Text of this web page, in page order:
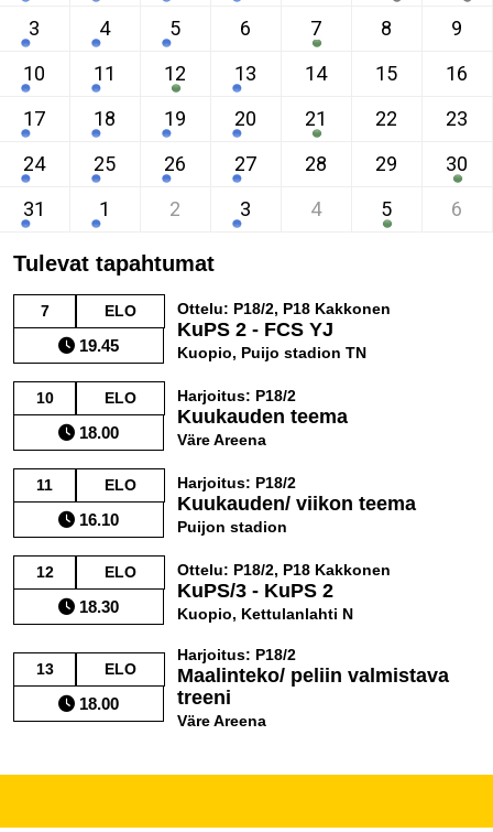
3
4 5 6 7 8
9
10
11 12 13 14 15
16
17
18 19 20 21 22
23
24
25 26 27 28 29
30
31
1 2 3 4 5 6
Tulevat tapahtumat
7 ELO
19.45
Ottelu: P18/2, P18 Kakkonen
KuPS 2 - FCS YJ
Kuopio, Puijo stadion TN
10 ELO
18.00
Harjoitus: P18/2
Kuukauden teema
Väre Areena
11 ELO
16.10
Harjoitus: P18/2
Kuukauden/ viikon teema
Puijon stadion
12 ELO
18.30
Ottelu: P18/2, P18 Kakkonen
KuPS/3 - KuPS 2
Kuopio, Kettulanlahti N
13 ELO
18.00
Harjoitus: P18/2
Maalinteko/ peliin valmistava
treeni
Väre Areena